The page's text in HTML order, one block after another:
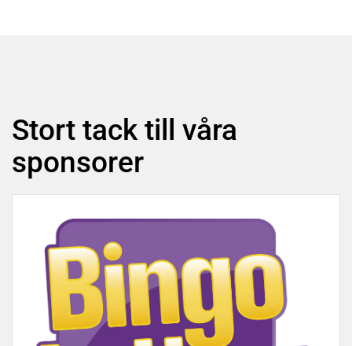
Stort tack till våra
sponsorer